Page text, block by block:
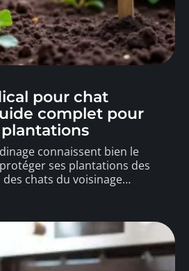
pour chat
complet pour
connaissent bien le
ses plantations des
chats du voisinage…